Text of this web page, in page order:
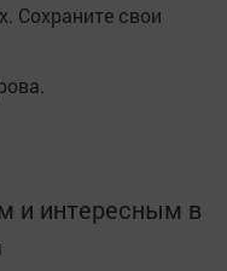
Сохраните свои
и интересным в